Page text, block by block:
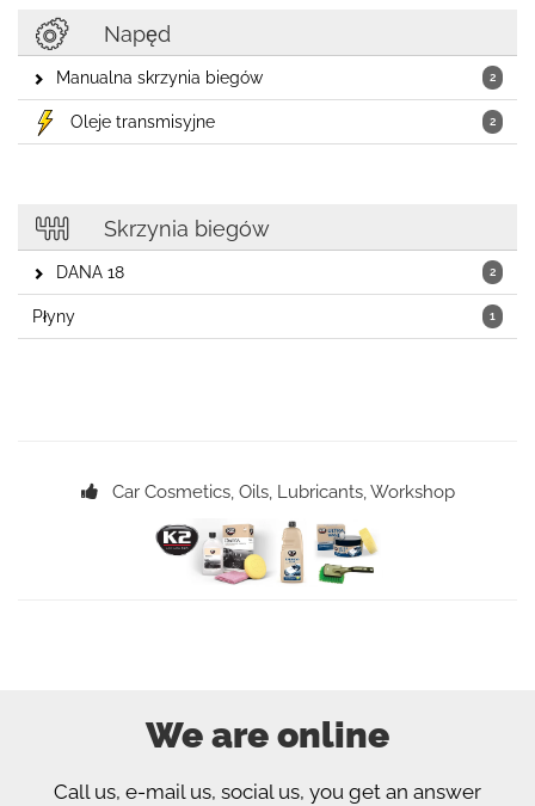
Napęd
2
Manualna skrzynia biegów
2
Oleje transmisyjne
Skrzynia biegów
2
DANA 18
1
Płyny
Car Cosmetics, Oils, Lubricants, Workshop
We are online
Call us, e-mail us, social us, you get an answer